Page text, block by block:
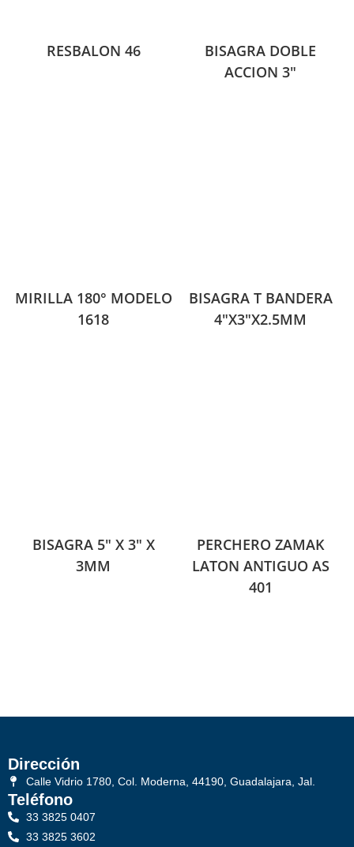
RESBALON 46
BISAGRA DOBLE
ACCION 3″
MIRILLA 180° MODELO
1618
BISAGRA T BANDERA
4″X3″X2.5MM
BISAGRA 5″ X 3″ X
3MM
PERCHERO ZAMAK
LATON ANTIGUO AS
401
Dirección
Calle Vidrio 1780, Col. Moderna, 44190, Guadalajara, Jal.
Teléfono
33 3825 0407
33 3825 3602